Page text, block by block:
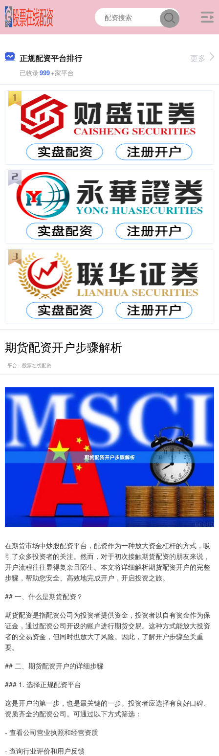
正规配资平台排行
已收录999+家平台
更多
期货配资开户步骤解析
平台：股票在线配资
在期货市场中炒股配资平台，配资作为一种放大资金杠杆的方式，吸
引了众多投资者的关注。然而，对于初次接触期货配资的朋友来说，
开户流程往往显得复杂且陌生。本文将详细解析期货配资开户的完整
步骤，帮助您安全、高效地完成开户，开启投资之旅。
## 一、什么是期货配资？
期货配资是指配资公司为投资者提供资金，投资者以自有资金作为保
证金，通过配资公司开设的账户进行期货交易。这种方式能放大投资
者的交易资金，但同时也放大了风险。因此，了解开户步骤至关重
要。
## 二、期货配资开户的详细步骤
### 1. 选择正规配资平台
这是开户的第一步，也是最关键的一步。投资者应选择有良好口碑、
资质齐全的配资公司。可通过以下方式筛选：
- 查看公司营业执照和经营资质
- 查询行业评价和用户反馈